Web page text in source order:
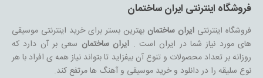
فروشگاه اینترنتی ایران ساختمان
فروشگاه اینترنتی ایران ساختمان بهترین بستر برای خرید اینترنتی موسیقی
های مورد نیاز شما در ایران است . ایران ساختمان سعی بر آن دارد که
روزانه بر تعداد محصولات و تنوع آن بیفزاید تا بتواند نیاز همه ی افراد با هر
نوع سلیقه را در دانلود و خرید موسیقی و آهنگ ها مرتفع کند.